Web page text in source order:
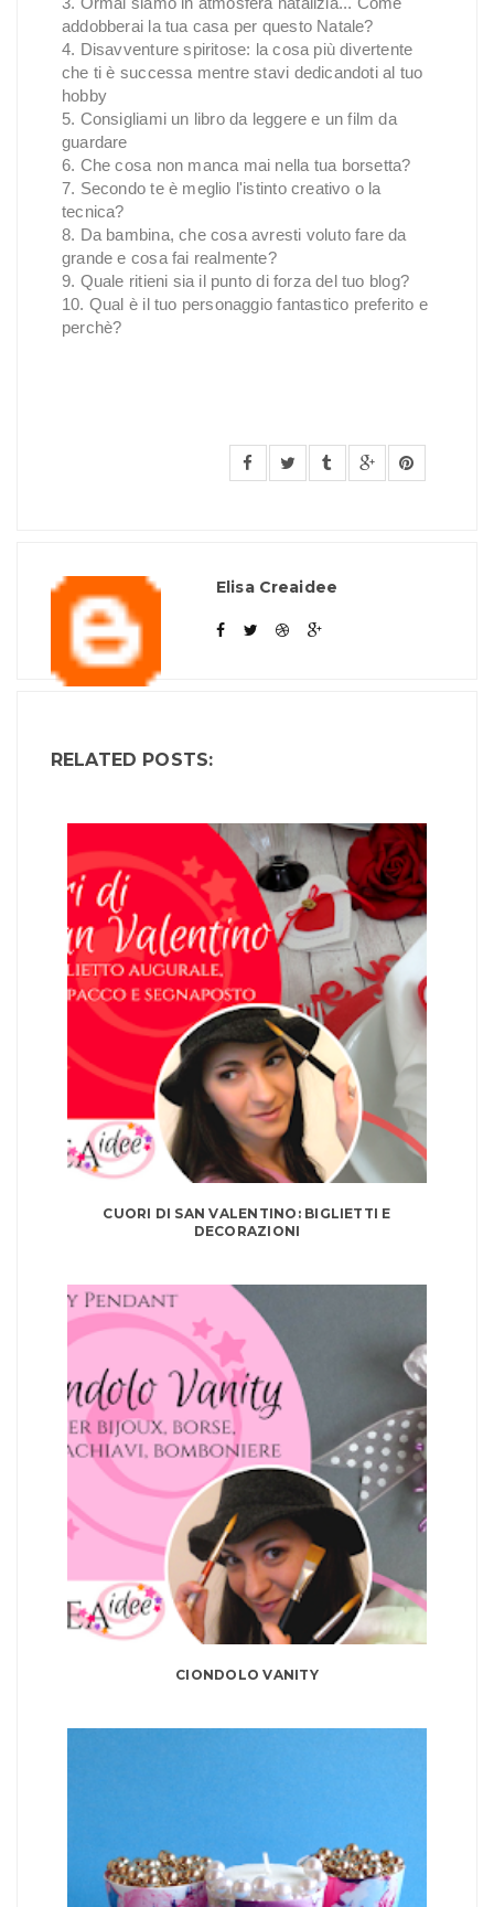
addobberai la tua casa per questo Natale?
4. Disavventure spiritose: la cosa più divertente
che ti è successa mentre stavi dedicandoti al tuo
hobby
5. Consigliami un libro da leggere e un film da
guardare
6. Che cosa non manca mai nella tua borsetta?
7. Secondo te è meglio l'istinto creativo o la
tecnica?
8. Da bambina, che cosa avresti voluto fare da
grande e cosa fai realmente?
9. Quale ritieni sia il punto di forza del tuo blog?
10. Qual è il tuo personaggio fantastico preferito e
perchè?
Elisa Creaidee
RELATED POSTS:
CUORI DI SAN VALENTINO: BIGLIETTI E
DECORAZIONI
CIONDOLO VANITY